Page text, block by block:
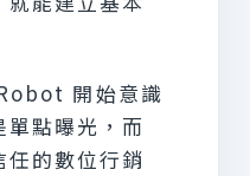
開始意識
點曝光，而
的數位行銷